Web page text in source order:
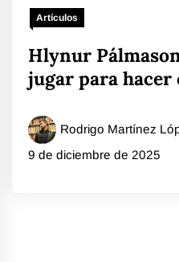
Artículos
Hlynur
jugar para hacer
Rodrigo Martínez
9 de diciembre de 2025